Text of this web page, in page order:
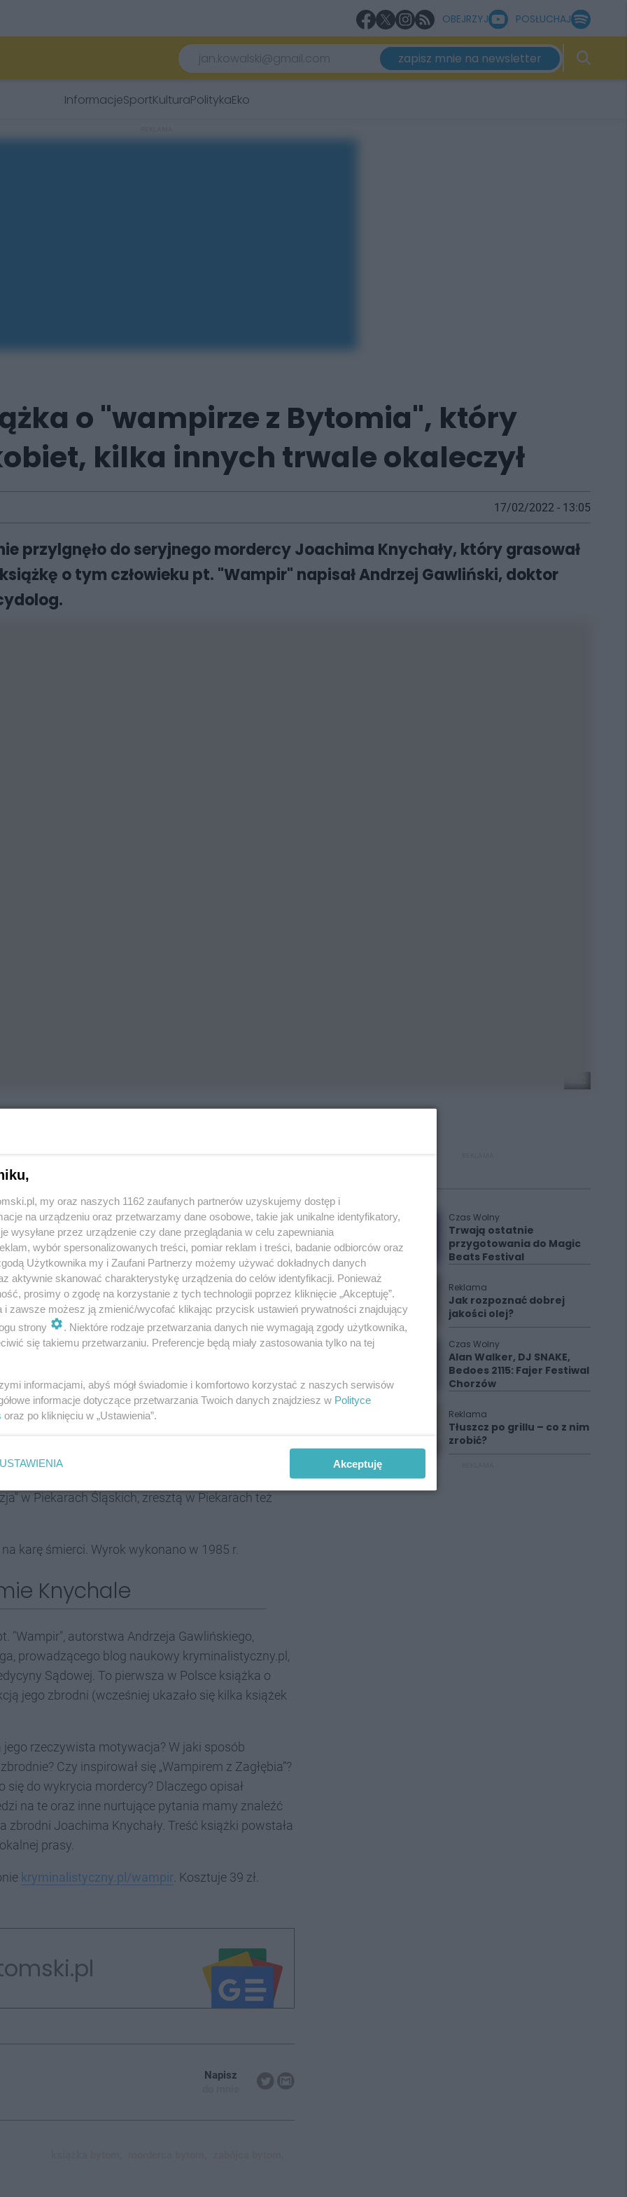
OBEJRZYJ POSŁUCHAJ
zapisz mnie na newsletter
InformacjeSportKulturaPolitykaEko
o "wampirze z Bytomia", który
kilka innych trwale okaleczył
17/02/2022 - 13:05
przylgnęło do seryjnego mordercy Joachima Knychały, który grasował
o tym człowieku pt. "Wampir" napisał Andrzej Gawliński, doktor
na kobiety. W 1972 r. zatrzymano Zdzisława
Sąd Wojewódzki w Katowicach, za 14
śmierci. Po straceniu Marchwickiego w 1977 r.
kobiet
był sprawcą, ale również podejrzenia, że
sobą łączone. W końcu jednak powstały dwie
mieszkańców Piekar Śląskich, Chorzowa czy
ponownie zapanowała psychoza strachu.
napadów na terenie śląskich miast. Atakował
Śląskich. Zamordował pięć kobiet, kilka
w tył głowy. Wkrótce okazało się, że seryjnym
mężczyzna o dwóch twarzach. Był dobrym
i małomówny – nie wzbudzał podejrzeń.
w Piekarach Śląskich, zresztą w Piekarach też
karę śmierci. Wyrok wykonano w 1985 r.
Knychale
"Wampir", autorstwa Andrzeja Gawlińskiego,
prowadzącego blog naukowy kryminalistyczny.pl,
Sądowej. To pierwsza w Polsce książka o
jego zbrodni (wcześniej ukazało się kilka książek
jego rzeczywista motywacja? W jaki sposób
Czy inspirował się „Wampirem z Zagłębia”?
się do wykrycia mordercy? Dlaczego opisał
na te oraz inne nurtujące pytania mamy znaleźć
Joachima Knychały. Treść książki powstała
prasy.
kryminalistyczny.pl/wampir . Kosztuje 39 zł.
Napisz
Czas Wolny
Trwają ostatnie
przygotowania do Magic
Beats Festival
Reklama
Jak rozpoznać dobrej
jakości olej?
Czas Wolny
Alan Walker, DJ SNAKE,
Bedoes 2115: Fajer Festiwal
Chorzów
Reklama
Tłuszcz po grillu – co z nim
zrobić?
my oraz naszych 1162 zaufanych partnerów uzyskujemy dostęp i
na urządzeniu oraz przetwarzamy dane osobowe, takie jak unikalne identyfikatory,
wysyłane przez urządzenie czy dane przeglądania w celu zapewniania
wybór spersonalizowanych treści, pomiar reklam i treści, badanie odbiorców oraz
Użytkownika my i Zaufani Partnerzy możemy używać dokładnych danych
aktywnie skanować charakterystykę urządzenia do celów identyfikacji. Ponieważ
prosimy o zgodę na korzystanie z tych technologii poprzez kliknięcie „Akceptuję”.
i zawsze możesz ją zmienić/wycofać klikając przycisk ustawień prywatności znajdujący
strony
. Niektóre rodzaje przetwarzania danych nie wymagają zgody użytkownika,
się takiemu przetwarzaniu. Preferencje będą miały zastosowania tylko na tej
informacjami, abyś mógł świadomie i komfortowo korzystać z naszych serwisów
informacje dotyczące przetwarzania Twoich danych znajdziesz w Polityce
oraz po kliknięciu w „Ustawienia”.
USTAWIENIA Akceptuję